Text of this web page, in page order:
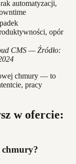
automatyzacji,
opór
CMS — Źródło:
chmury — to
pracy
w ofercie: